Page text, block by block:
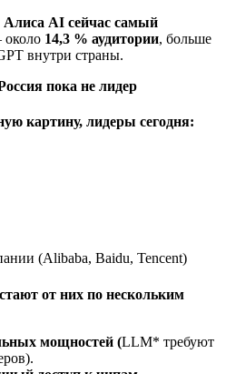
Алиса AI сейчас самый
14,3 % аудитории, больше
внутри страны.
пока не лидер
картину, лидеры сегодня:
(Alibaba, Baidu, Tencent)
от них по нескольким
мощностей (LLM* требуют